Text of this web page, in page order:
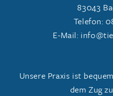
83043
Telefon:
E-Mail:
Unsere Praxis ist
dem Zug